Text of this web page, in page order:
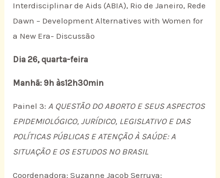
Interdisciplinar de Aids (ABIA), Rio de Janeiro, Rede
Dawn – Development Alternatives with Women for
a New Era- Discussão
Dia 26, quarta-feira
Manhã: 9h às12h30min
Painel 3:A QUESTÃO DO ABORTO E SEUS ASPECTOS
EPIDEMIOLÓGICO, JURÍDICO, LEGISLATIVO E DAS
POLÍTICAS PÚBLICAS E ATENÇÃO À SAÚDE: A
SITUAÇÃO E OS ESTUDOS NO BRASIL
Coordenadora: Suzanne Jacob Serruya: